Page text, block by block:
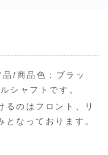
/商品色：ブラッ
シャフトです。
るのはフロント、リ
となっております。